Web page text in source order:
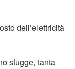
dell’elettricità
sfugge, tanta